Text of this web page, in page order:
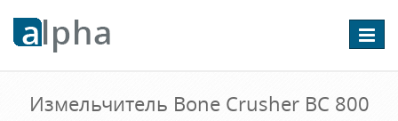
Измельчитель Bone Crusher BC 800